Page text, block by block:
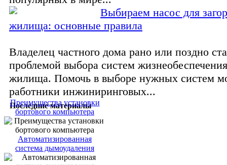
Выбираем насос для
жилища: основные правила
Владелец частного дома рано или поздно
проблемой выбора систем
жилища. Помочь в выборе нужных систем
работники инжиниринговых...
Последние материалы
Преимущества установки
бортового компьютера
Автоматизированная
система дымоудаления